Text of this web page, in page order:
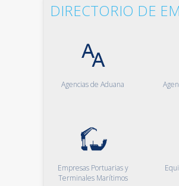
DIRECTORIO DE
Agencias de Aduana
Empresas Portuarias y
Terminales Marítimos